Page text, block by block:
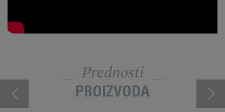
Prednosti
PROIZVODA